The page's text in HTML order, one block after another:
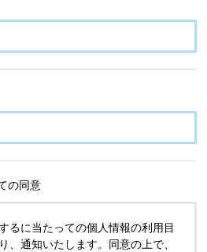
の同意
るに当たっての個人情報の利用目
、通知いたします。同意の上で、